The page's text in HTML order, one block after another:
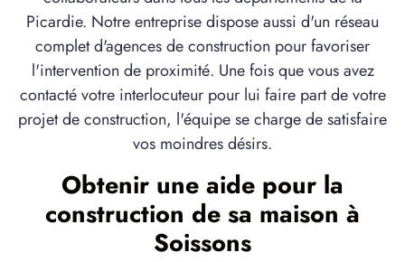
Picardie. Notre entreprise dispose aussi d'un réseau
complet d'agences de construction pour favoriser
l'intervention de proximité. Une fois que vous avez
contacté votre interlocuteur pour lui faire part de votre
projet de construction, l'équipe se charge de satisfaire
vos moindres désirs.
Obtenir une aide pour la
construction de sa maison à
Soissons